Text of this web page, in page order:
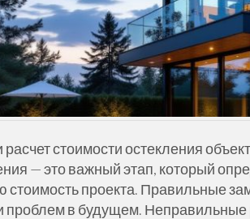
расчет стоимости остекления
— это важный этап, который
стоимость проекта. Правильные
проблем в будущем. Неправильные